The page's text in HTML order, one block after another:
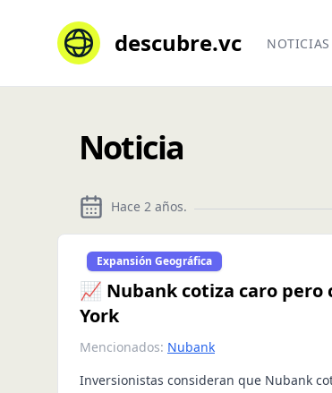
descubre.vc NOTICIAS
Noticia
Hace 2 años.
Expansión Geográfica
📈 Nubank cotiza caro pero
York
Mencionados: Nubank
Inversionistas consideran que Nubank